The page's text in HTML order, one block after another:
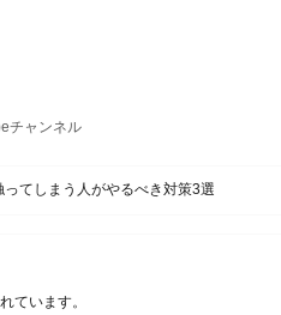
チャンネル
てしまう人がやるべき対策3選
ています。